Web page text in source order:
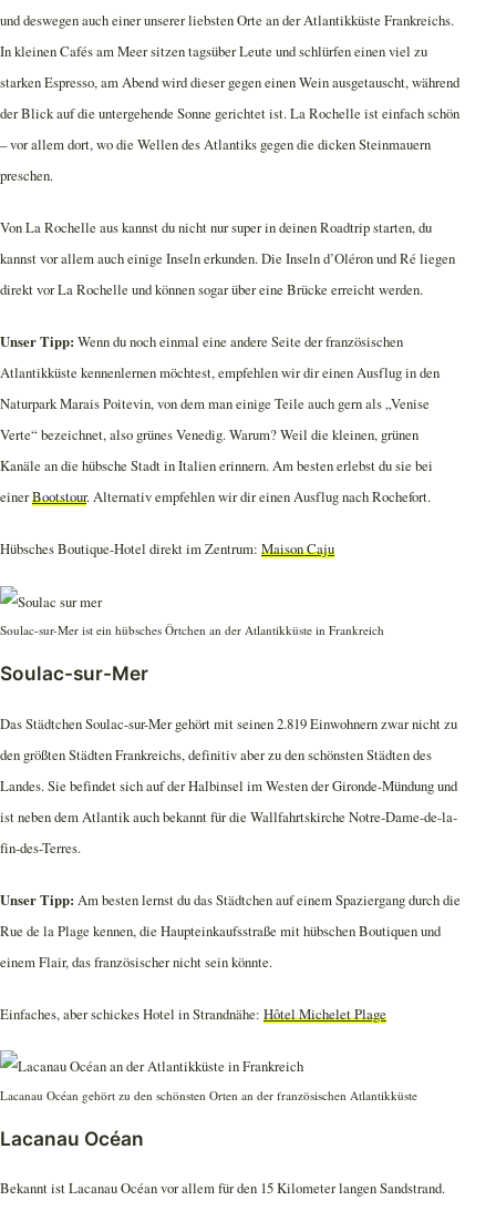
und deswegen auch einer unserer liebsten Orte an der Atlantikküste Frankreichs.
In kleinen Cafés am Meer sitzen tagsüber Leute und schlürfen einen viel zu
starken Espresso, am Abend wird dieser gegen einen Wein ausgetauscht, während
der Blick auf die untergehende Sonne gerichtet ist. La Rochelle ist einfach schön
– vor allem dort, wo die Wellen des Atlantiks gegen die dicken Steinmauern
preschen.
Von La Rochelle aus kannst du nicht nur super in deinen Roadtrip starten, du
kannst vor allem auch einige Inseln erkunden. Die Inseln d’Oléron und Ré liegen
direkt vor La Rochelle und können sogar über eine Brücke erreicht werden.
Unser Tipp: Wenn du noch einmal eine andere Seite der französischen
Atlantikküste kennenlernen möchtest, empfehlen wir dir einen Ausflug in den
Naturpark Marais Poitevin, von dem man einige Teile auch gern als „Venise
Verte“ bezeichnet, also grünes Venedig. Warum? Weil die kleinen, grünen
Kanäle an die hübsche Stadt in Italien erinnern. Am besten erlebst du sie bei
einerBootstour. Alternativ empfehlen wir dir einen Ausflug nach Rochefort.
Hübsches Boutique-Hotel direkt im Zentrum: Maison Caju
Soulac-sur-Mer ist ein hübsches Örtchen an der Atlantikküste in Frankreich
Soulac-sur-Mer
Das Städtchen Soulac-sur-Mer gehört mit seinen 2.819 Einwohnern zwar nicht zu
den größten Städten Frankreichs, definitiv aber zu den schönsten Städten des
Landes. Sie befindet sich auf der Halbinsel im Westen der Gironde-Mündung und
ist neben dem Atlantik auch bekannt für die Wallfahrtskirche Notre-Dame-de-la-
fin-des-Terres.
Unser Tipp: Am besten lernst du das Städtchen auf einem Spaziergang durch die
Rue de la Plage kennen, die Haupteinkaufsstraße mit hübschen Boutiquen und
einem Flair, das französischer nicht sein könnte.
Einfaches, aber schickes Hotel in Strandnähe: Hôtel Michelet Plage
Lacanau Océan gehört zu den schönsten Orten an der französischen Atlantikküste
Lacanau Océan
Bekannt ist Lacanau Océan vor allem für den 15 Kilometer langen Sandstrand.